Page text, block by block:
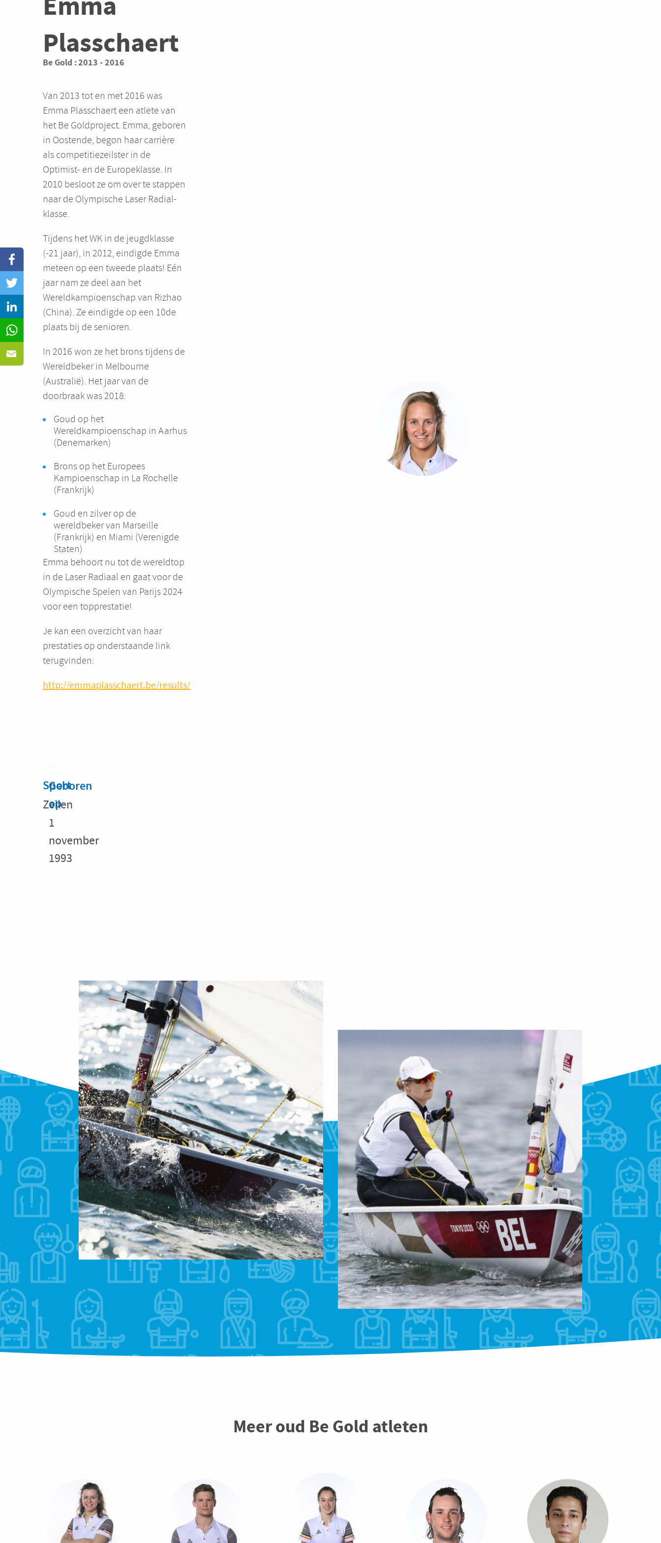
Plasschaert
Be Gold :2013 -2016
Van 2013 tot en met 2016 was
Emma Plasschaert een atlete van
het Be Goldproject. Emma, geboren
in Oostende, begon haar carrière
als competitiezeilster in de
Optimist- en de Europeklasse. In
2010 besloot ze om over te stappen
naar de Olympische Laser Radial-
klasse.
Tijdens het WK in de jeugdklasse
(-21 jaar), in 2012, eindigde Emma
meteen op een tweede plaats! Eén
jaar nam ze deel aan het
Wereldkampioenschap van Rizhao
(China). Ze eindigde op een 10de
plaats bij de senioren.
In 2016 won ze het brons tijdens de
Wereldbeker in Melbourne
(Australië). Het jaar van de
doorbraak was 2018:
Goud op het
Wereldkampioenschap in Aarhus
(Denemarken)
Brons op het Europees
Kampioenschap in La Rochelle
(Frankrijk)
Goud en zilver op de
wereldbeker van Marseille
(Frankrijk) en Miami (Verenigde
Staten)
Emma behoort nu tot de wereldtop
in de Laser Radiaal en gaat voor de
Olympische Spelen van Parijs 2024
voor een topprestatie!
Je kan een overzicht van haar
prestaties op onderstaande link
terugvinden:
http://emmaplasschaert.be/results/
Sport
Zeilen
Geboren
op
1
november
1993
Meer oud Be Gold atleten